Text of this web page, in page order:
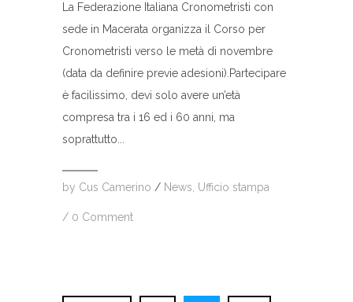
La Federazione Italiana Cronometristi con
sede in Macerata organizza il Corso per
Cronometristi verso le metà di novembre
(data da definire previe adesioni).Partecipare
è facilissimo, devi solo avere un’età
compresa tra i 16 ed i 60 anni, ma
soprattutto...
by Cus Camerino / News, Ufficio stampa
/ 0 Comment